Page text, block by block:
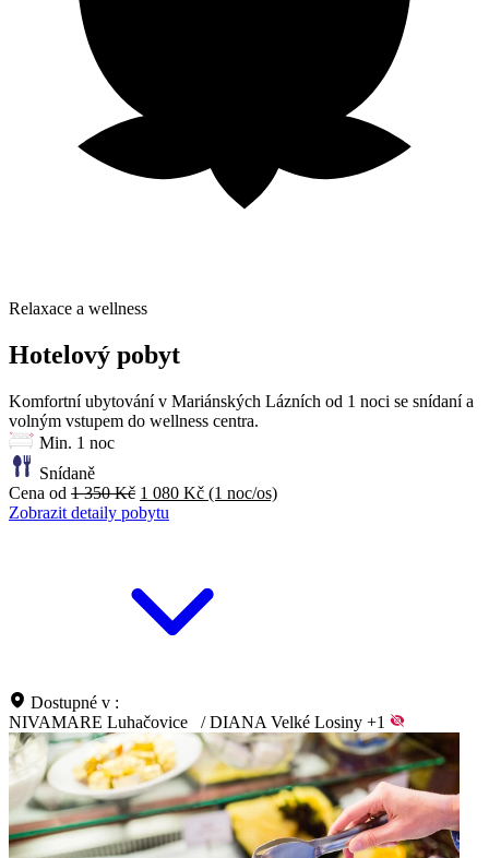
Relaxace a wellness
Hotelový pobyt
Komfortní ubytování v Mariánských Lázních od 1 noci se snídaní a
volným vstupem do wellness centra.
Min. 1 noc
Snídaně
Cena od 1 350 Kč 1 080 Kč (1 noc/os)
Zobrazit detaily pobytu
Dostupné v :
NIVAMARE Luhačovice
/ DIANA Velké Losiny +1